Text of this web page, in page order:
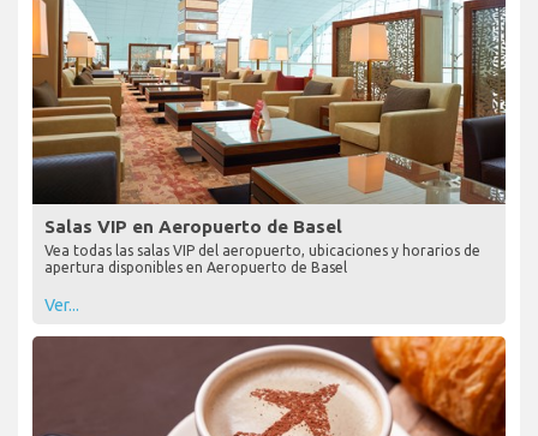
Salas VIP en Aeropuerto de Basel
Vea todas las salas VIP del aeropuerto, ubicaciones y horarios de
apertura disponibles en Aeropuerto de Basel
Ver...